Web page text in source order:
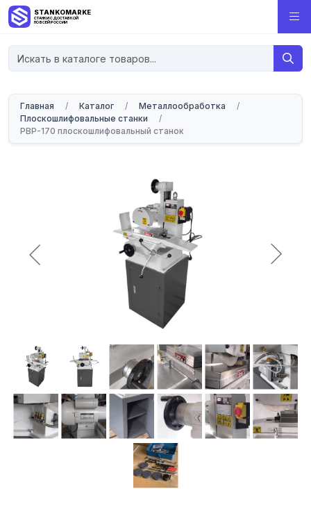
STANKOMARKET
СТАНКИ С ДОСТАВКОЙ
ПО ВСЕЙ РОССИИ
Главная / Каталог / Металлообработка
/
Плоскошлифовальные станки
/
PBP-170 плоскошлифовальный станок